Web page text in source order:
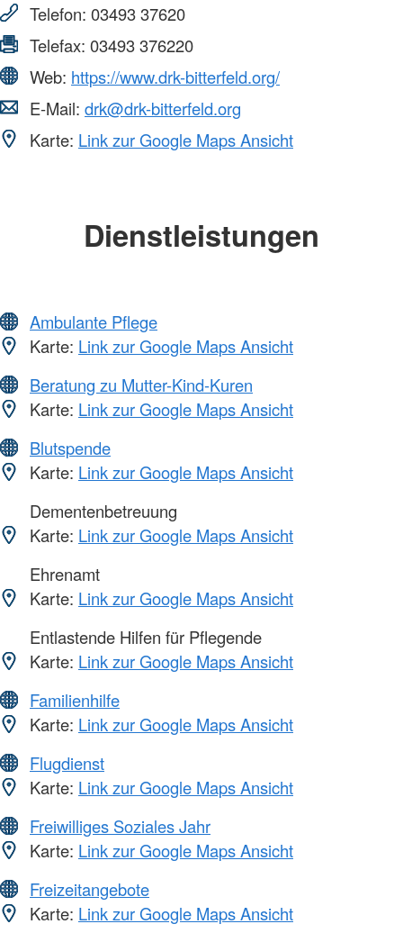
Telefon: 03493 37620
Telefax: 03493 376220
Web: https://www.drk-bitterfeld.org/
E-Mail: drk@drk-bitterfeld.org
Karte: Link zur Google Maps Ansicht
Dienstleistungen
Ambulante Pflege
Karte: Link zur Google Maps Ansicht
Beratung zu Mutter-Kind-Kuren
Karte: Link zur Google Maps Ansicht
Blutspende
Karte: Link zur Google Maps Ansicht
Dementenbetreuung
Karte: Link zur Google Maps Ansicht
Ehrenamt
Karte: Link zur Google Maps Ansicht
Entlastende Hilfen für Pflegende
Karte: Link zur Google Maps Ansicht
Familienhilfe
Karte: Link zur Google Maps Ansicht
Flugdienst
Karte: Link zur Google Maps Ansicht
Freiwilliges Soziales Jahr
Karte: Link zur Google Maps Ansicht
Freizeitangebote
Karte: Link zur Google Maps Ansicht